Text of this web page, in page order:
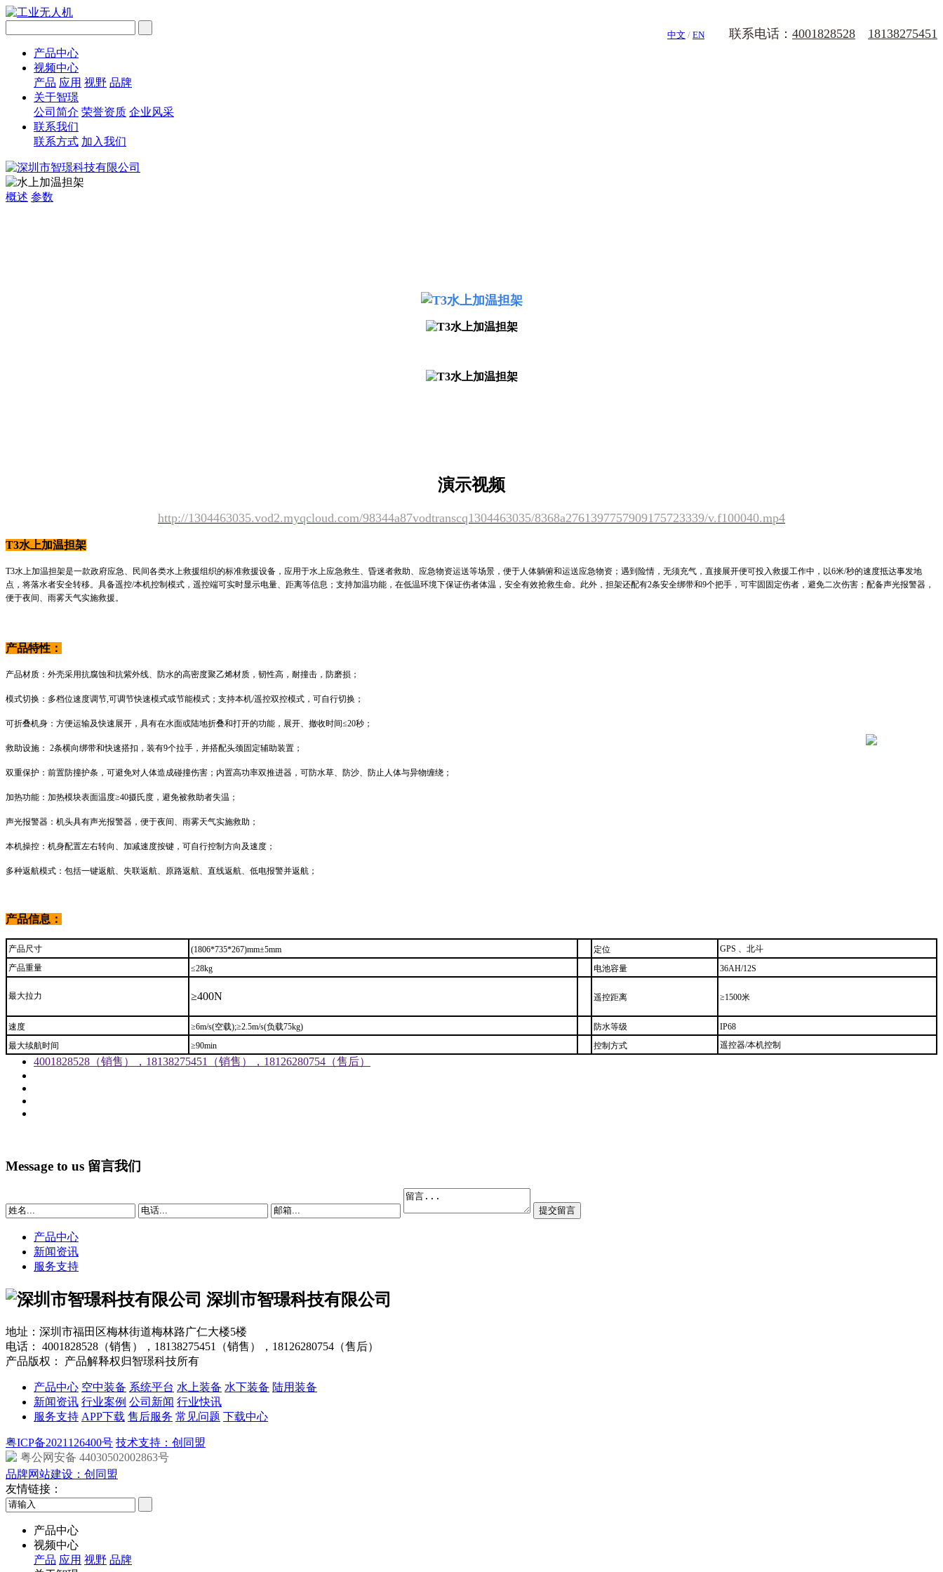
中文 / EN 联系电话： 4001828528 18138275451
产品中心
视频中心
产品 应用 视野 品牌
关于智璟
公司简介 荣誉资质 企业风采
联系我们
联系方式 加入我们
概述 参数
演示视频
http://1304463035.vod2.myqcloud.com/98344a87vodtranscq1304463035/8368a2761397757909175723339/v.f100040.mp4
T3水上加温担架
T3水上加温担架是一款政府应急、民间各类水上救援组织的标准救援设备，应用于水上应急救生、昏迷者救助、应急物资运送等场景，便于人体躺俯和运送应急物资；遇到险情，无须充气，直接展开便可投入救援工作中，以6米/秒的速度抵达事发地
点，将落水者安全转移。具备遥控/本机控制模式，遥控端可实时显示电量、距离等信息；支持加温功能，在低温环境下保证伤者体温，安全有效抢救生命。此外，担架还配有2条安全绑带和9个把手，可牢固固定伤者，避免二次伤害；配备声光报警器，
便于夜间、雨雾天气实施救援。
产品特性：
产品材质：外壳采用抗腐蚀和抗紫外线、防水的高密度聚乙烯材质，韧性高，耐撞击，防磨损；
模式切换：多档位速度调节,可调节快速模式或节能模式；支持本机/遥控双控模式，可自行切换；
可折叠机身：方便运输及快速展开，具有在水面或陆地折叠和打开的功能，展开、撤收时间≤20秒；
救助设施： 2条横向绑带和快速搭扣，装有9个拉手，并搭配头颈固定辅助装置；
双重保护：前置防撞护条，可避免对人体造成碰撞伤害；内置高功率双推进器，可防水草、防沙、防止人体与异物缠绕；
加热功能：加热模块表面温度≥40摄氏度，避免被救助者失温；
声光报警器：机头具有声光报警器，便于夜间、雨雾天气实施救助；
本机操控：机身配置左右转向、加减速度按键，可自行控制方向及速度；
多种返航模式：包括一键返航、失联返航、原路返航、直线返航、低电报警并返航；
产品信息：
产品尺寸 (1806*735*267)mm±5mm 定位
GPS 、北斗
产品重量
≤28kg 电池容量 36AH/12S
最大拉力 ≥400N 遥控距离 ≥1500米
速度 ≥6m/s(空载);≥2.5m/s(负载75kg) 防水等级
IP68
最大续航时间
≥90min 控制方式 遥控器/本机控制
4001828528（销售），18138275451（销售），18126280754（售后）
Message to us 留言我们
产品中心
新闻资讯
服务支持
深圳市智璟科技有限公司
地址：深圳市福田区梅林街道梅林路广仁大楼5楼
电话： 4001828528（销售），18138275451（销售），18126280754（售后）
产品版权： 产品解释权归智璟科技所有
产品中心 空中装备 系统平台 水上装备 水下装备 陆用装备
新闻资讯 行业案例 公司新闻 行业快讯
服务支持 APP下载 售后服务 常见问题 下载中心
粤ICP备2021126400号 技术支持：创同盟
粤公网安备 44030502002863号
品牌网站建设：创同盟
友情链接：
产品中心
视频中心
产品 应用 视野 品牌